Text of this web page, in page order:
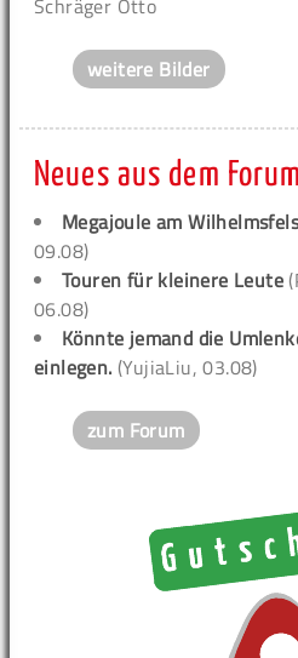
Schräger Otto
weitere Bilder
Neues aus dem Forum
Megajoule am
09.08)
Touren für kleinere Leute
06.08)
Könnte jemand die
einlegen. (YujiaLiu, 03.08)
zum Forum